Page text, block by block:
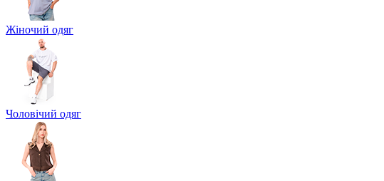
Жіночий одяг
Чоловічий одяг